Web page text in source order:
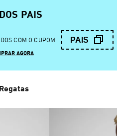
PAIS
COM O CUPOM PAIS
AGORA